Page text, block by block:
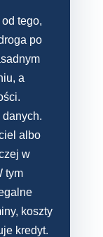
tego,
po
a
danych.
albo
w
tym
koszty
kredyt.